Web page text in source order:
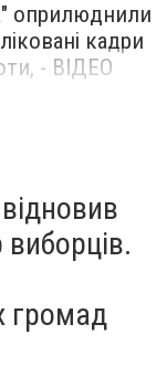
оприлюднили
кадри
- ВІДЕО
тата
громад